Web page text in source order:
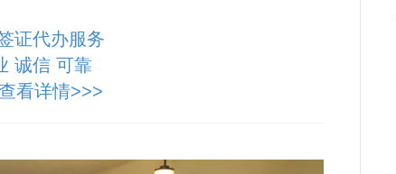
证代办服务
诚信 可靠
看详情>>>